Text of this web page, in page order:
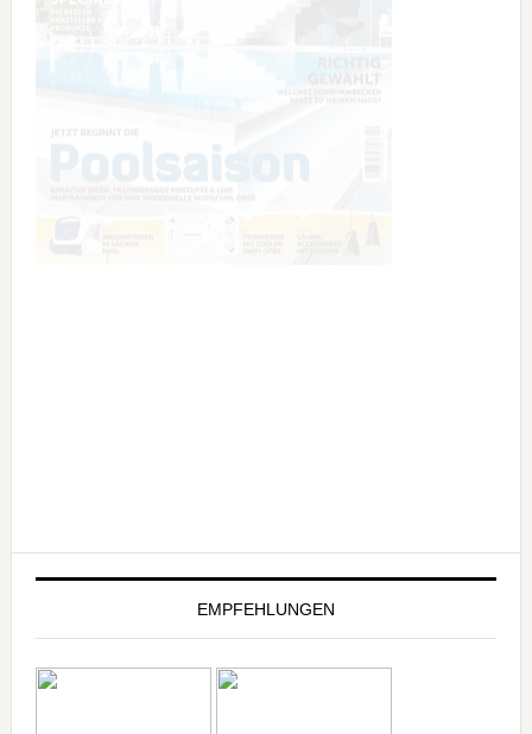
EMPFEHLUNGEN